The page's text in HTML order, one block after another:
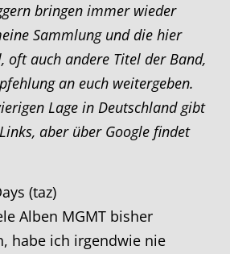
bringen immer wieder
Sammlung und die hier
oft auch andere Titel der Band,
an euch weitergeben.
Lage in Deutschland gibt
aber über Google findet
(taz)
Alben MGMT bisher
habe ich irgendwie nie